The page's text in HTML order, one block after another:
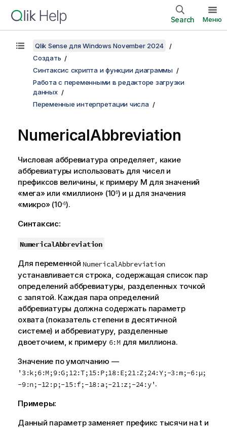
Search Меню
Qlik Sense для Windows November 2024
Создать
Синтаксис скрипта и функции диаграммы
Работа с переменными в редакторе загрузки
данных
Переменные интерпретации числа
NumericalAbbreviation
Числовая аббревиатура определяет, какие
аббревиатуры использовать для чисел и
префиксов величины, к примеру M для значений
«мега» или «миллион» (106) и µдля значения
«микро» (10-6).
Синтаксис:
NumericalAbbreviation
Для переменной NumericalAbbreviation
устанавливается строка, содержащая список пар
определений аббревиатуры, разделенных точкой
с запятой. Каждая пара определений
аббревиатуры должна содержать параметр
охвата (показатель степени в десятичной
системе) и аббревиатуру, разделенные
двоеточием, к примеру 6:Mдля миллиона.
Значение по умолчанию —
'3:k;6:M;9:G;12:T;15:P;18:E;21:Z;24:Y;-3:m;-6:µ;
-9:n;-12:p;-15:f;-18:a;-21:z;-24:y'.
Примеры:
Данный параметр заменяет префикс тысячи наt и